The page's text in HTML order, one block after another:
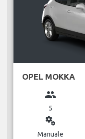
OPEL MOKKA
group
5
miscellaneous_services
Manuale